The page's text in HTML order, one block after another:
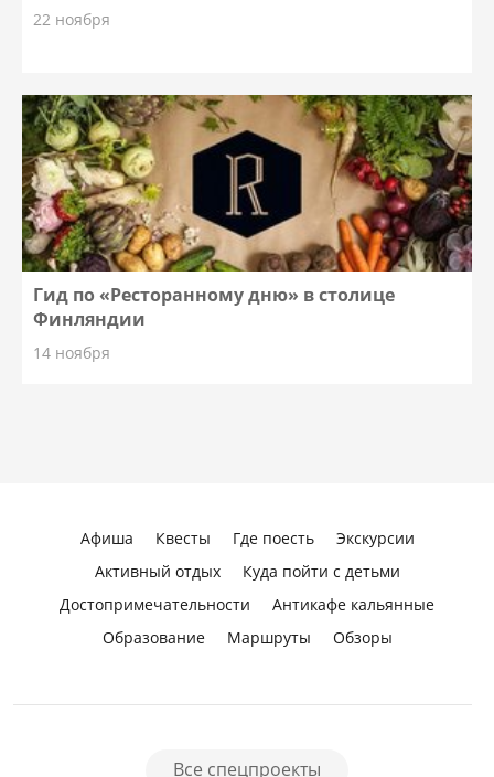
22 ноября
Гид по «Ресторанному дню» в столице
Финляндии
14 ноября
Афиша Квесты Где поесть
Экскурсии
Активный отдых
Куда пойти с детьми
Достопримечательности
Антикафе кальянные
Образование
Маршруты Обзоры
Все спецпроекты